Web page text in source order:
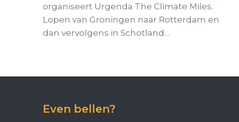
organiseert Urgenda The Climate Miles.
Lopen van Groningen naar Rotterdam en
dan vervolgens in Schotland…
Even bellen?